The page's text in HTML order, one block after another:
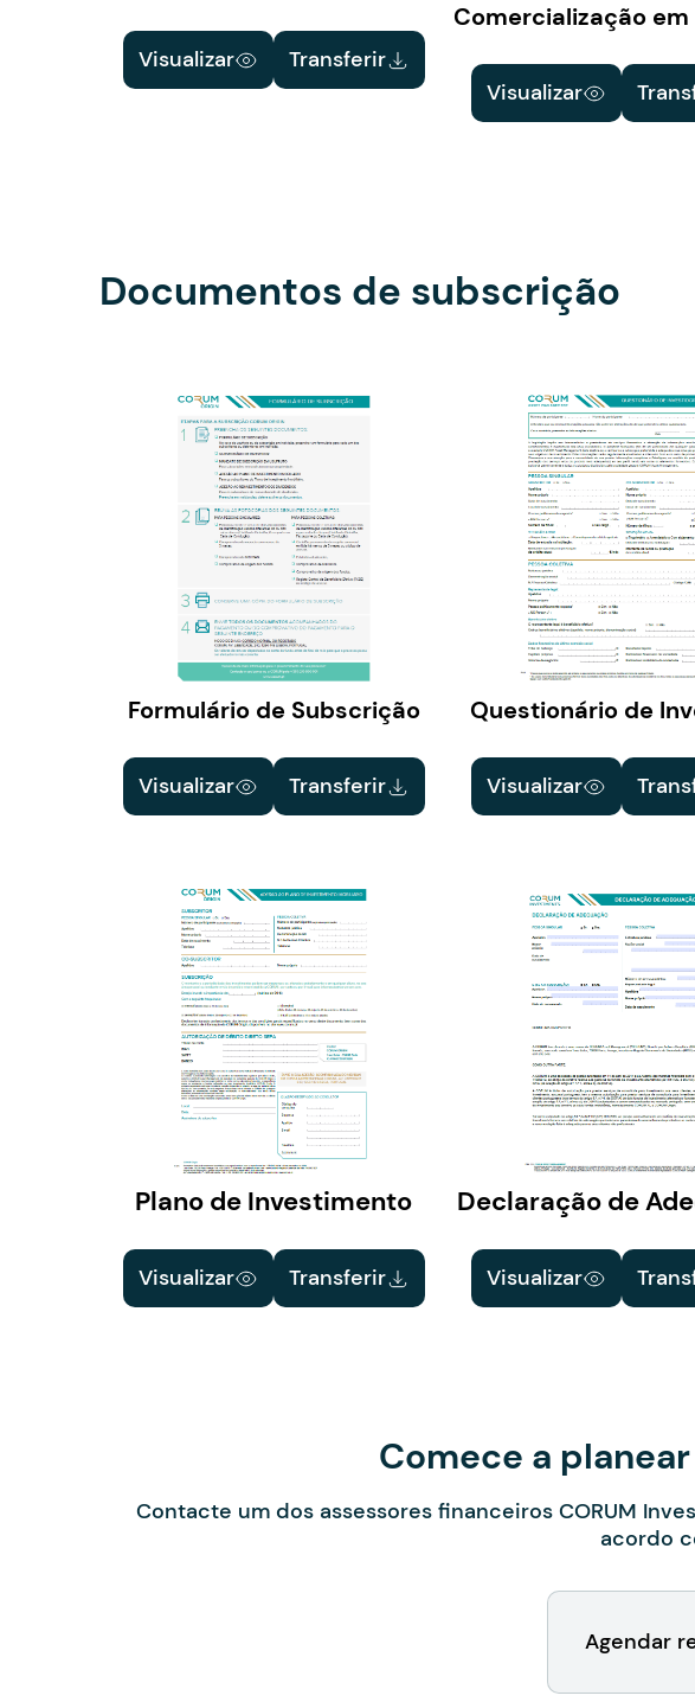
Visualizar Transferir
Comercialização em
Visualizar
Documentos de subscrição
Formulário de Subscrição
Visualizar Transferir
Plano de Investimento
Visualizar Transferir
Questionário de
Visualizar
Declaração de
Visualizar
Comece a
Contacte um dos assessores financeiros CORUM
acordo
Agendar